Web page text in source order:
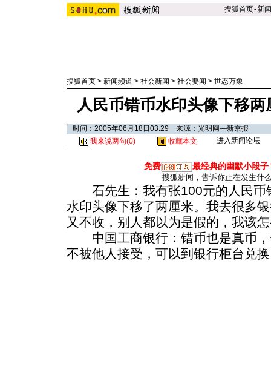
搜狐首页-新闻
搜狐首页 > 新闻频道 > 社会新闻 > 社会要闻 > 世态万象
人民币错币水印头像下移
时间：2005年06月18日03:29 来源：光明网—新京报
我来说两句(0) 收藏本文 进入新闻论坛
免费 最经典的幽默小段子
搜狐新闻，告诉你正在发生什
石先生：我有张100元的人民币
水印头像下移了两厘米。我去很多
又不收，别人都以为是假的，我该
中国工商银行：错币也是真币，
不被他人接受，可以到银行柜台兑